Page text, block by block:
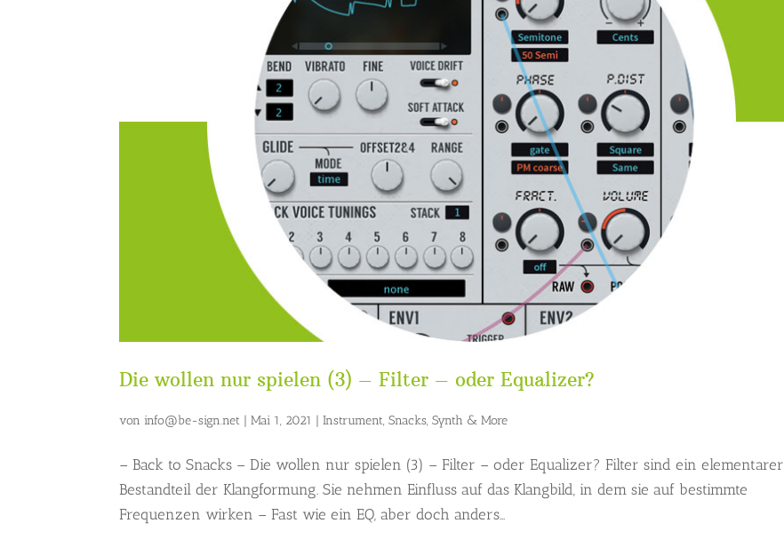
Die wollen nur spielen (3) – Filter – oder Equalizer?
von info@be-sign.net |Mai 1, 2021 |Instrument,Snacks,Synth & More
– Back to Snacks – Die wollen nur spielen (3) – Filter – oder Equalizer? Filter sind ein elementarer
Bestandteil der Klangformung. Sie nehmen Einfluss auf das Klangbild, in dem sie auf bestimmte
Frequenzen wirken – Fast wie ein EQ, aber doch anders...